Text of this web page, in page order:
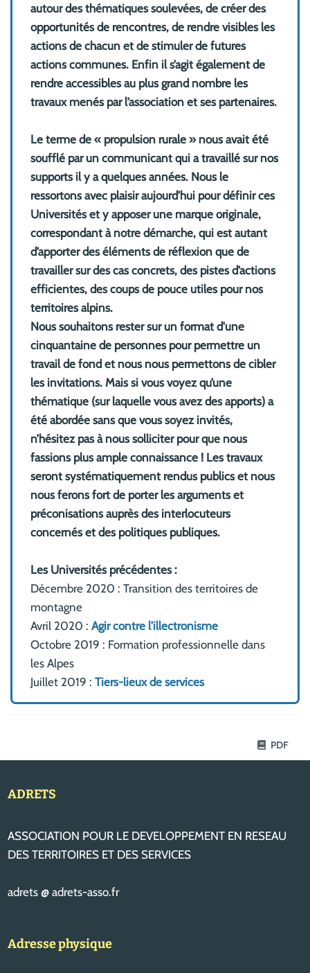
autour des thématiques soulevées, de créer des
opportunités de rencontres, de rendre visibles les
actions de chacun et de stimuler de futures
actions communes. Enfin il s’agit également de
rendre accessibles au plus grand nombre les
travaux menés par l’association et ses partenaires.
Le terme de « propulsion rurale » nous avait été
soufflé par un communicant qui a travaillé sur nos
supports il y a quelques années. Nous le
ressortons avec plaisir aujourd’hui pour définir ces
Universités et y apposer une marque originale,
correspondant à notre démarche, qui est autant
d’apporter des éléments de réflexion que de
travailler sur des cas concrets, des pistes d’actions
efficientes, des coups de pouce utiles pour nos
territoires alpins.
Nous souhaitons rester sur un format d'une
cinquantaine de personnes pour permettre un
travail de fond et nous nous permettons de cibler
les invitations. Mais si vous voyez qu’une
thématique (sur laquelle vous avez des apports) a
été abordée sans que vous soyez invités,
n’hésitez pas à nous solliciter pour que nous
fassions plus ample connaissance ! Les travaux
seront systématiquement rendus publics et nous
nous ferons fort de porter les arguments et
préconisations auprès des interlocuteurs
concernés et des politiques publiques.
Les Universités précédentes :
Décembre 2020 : Transition des territoires de
montagne
Avril 2020 :Agir contre l'illectronisme
Octobre 2019 : Formation professionnelle dans
les Alpes
Juillet 2019 :Tiers-lieux de services
PDF
ADRETS
ASSOCIATION POUR LE DEVELOPPEMENT EN RESEAU
DES TERRITOIRES ET DES SERVICES
adrets @ adrets-asso.fr
Adresse physique